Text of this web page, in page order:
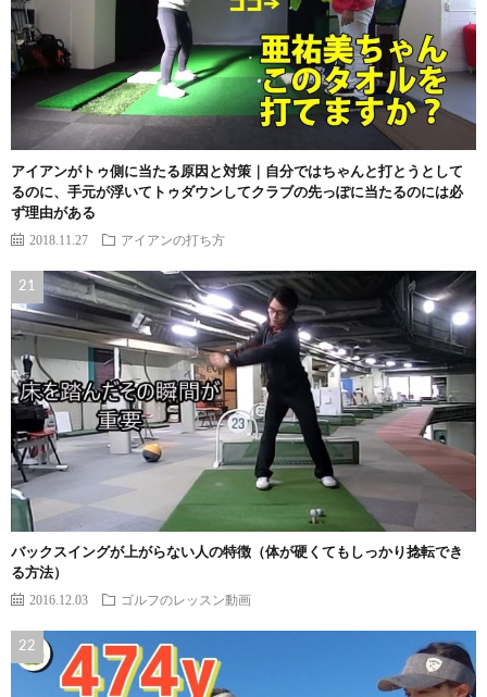
アイアンがトゥ側に当たる原因と対策｜自分ではちゃんと打とうとして
るのに、手元が浮いてトゥダウンしてクラブの先っぽに当たるのには必
ず理由がある
2018.11.27 アイアンの打ち方
バックスイングが上がらない人の特徴（体が硬くてもしっかり捻転でき
る方法）
2016.12.03 ゴルフのレッスン動画